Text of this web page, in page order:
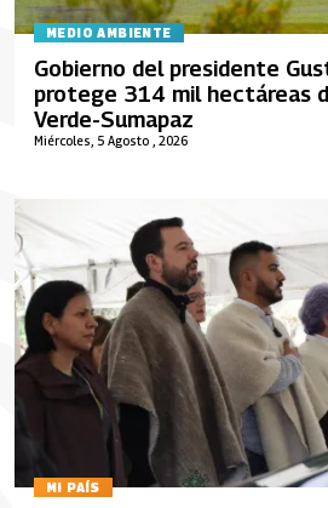
MEDIO AMBIENTE
Miércoles, 5 Agosto , 2026
Gobierno del presidente
protege 314 mil hectáreas
Verde-Sumapaz
MI PAÍS